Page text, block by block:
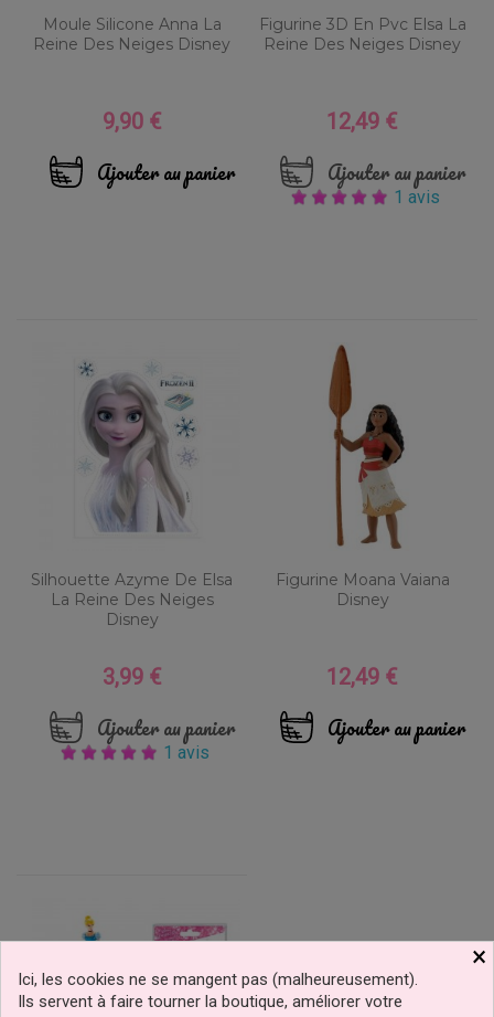
Moule Silicone Anna La
Reine Des Neiges Disney
Prix
9,90 €
Ajouter au panier
Figurine 3D En Pvc Elsa La
Reine Des Neiges Disney
Prix
12,49 €
Ajouter au panier
1 avis
Silhouette Azyme De Elsa
La Reine Des Neiges
Disney
Prix
3,99 €
Ajouter au panier
1 avis
Figurine Moana Vaiana
Disney
Prix
12,49 €
Ajouter au panier
×
Ici, les cookies ne se mangent pas (malheureusement).
Ils servent à faire tourner la boutique, améliorer votre